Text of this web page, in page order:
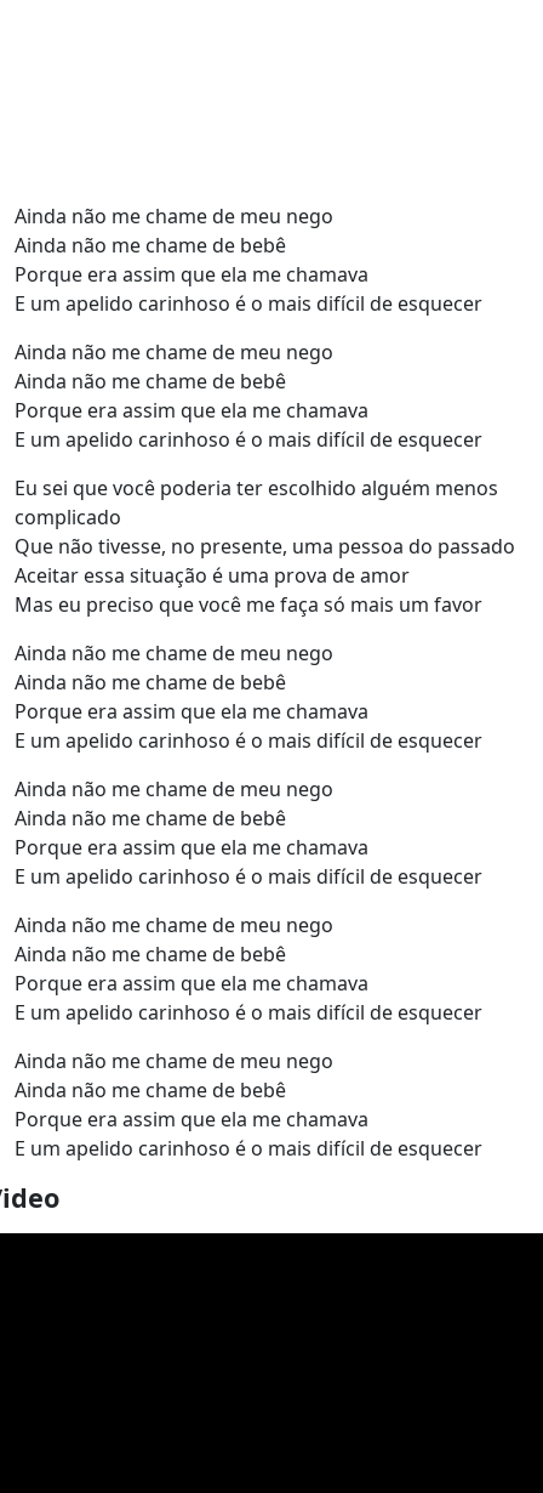
Ainda não me chame de meu nego
Ainda não me chame de bebê
Porque era assim que ela me chamava
E um apelido carinhoso é o mais difícil de esquecer
Ainda não me chame de meu nego
Ainda não me chame de bebê
Porque era assim que ela me chamava
E um apelido carinhoso é o mais difícil de esquecer
Eu sei que você poderia ter escolhido alguém menos
complicado
Que não tivesse, no presente, uma pessoa do passado
Aceitar essa situação é uma prova de amor
Mas eu preciso que você me faça só mais um favor
Ainda não me chame de meu nego
Ainda não me chame de bebê
Porque era assim que ela me chamava
E um apelido carinhoso é o mais difícil de esquecer
Ainda não me chame de meu nego
Ainda não me chame de bebê
Porque era assim que ela me chamava
E um apelido carinhoso é o mais difícil de esquecer
Ainda não me chame de meu nego
Ainda não me chame de bebê
Porque era assim que ela me chamava
E um apelido carinhoso é o mais difícil de esquecer
Ainda não me chame de meu nego
Ainda não me chame de bebê
Porque era assim que ela me chamava
E um apelido carinhoso é o mais difícil de esquecer